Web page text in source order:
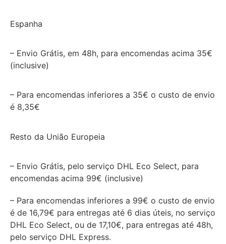
Espanha
– Envio Grátis, em 48h, para encomendas acima 35€
(inclusive)
– Para encomendas inferiores a 35€ o custo de envio
é 8,35€
Resto da União Europeia
– Envio Grátis, pelo serviço DHL Eco Select, para
encomendas acima 99€ (inclusive)
– Para encomendas inferiores a 99€ o custo de envio
é de 16,79€ para entregas até 6 dias úteis, no serviço
DHL Eco Select, ou de 17,10€, para entregas até 48h,
pelo serviço DHL Express.